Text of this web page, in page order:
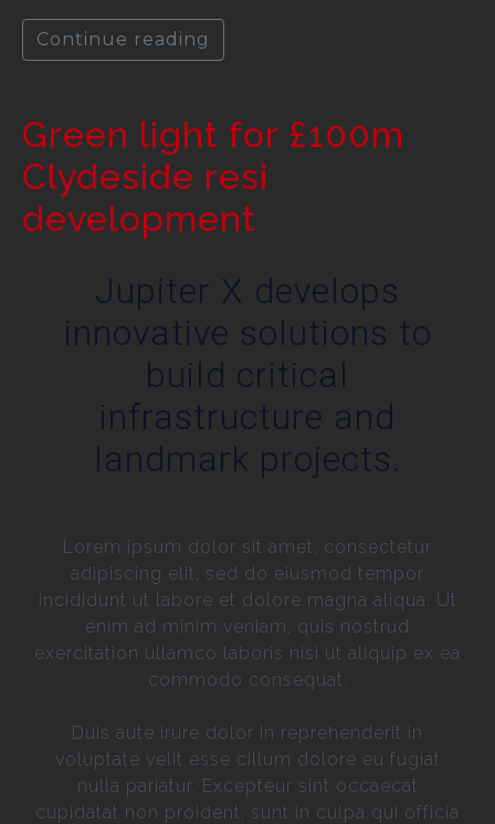
Continue reading
Green light for £100m
Clydeside resi
development
Jupiter X develops
innovative solutions to
build critical
infrastructure and
landmark projects.
Lorem ipsum dolor sit amet, consectetur
adipiscing elit, sed do eiusmod tempor
incididunt ut labore et dolore magna aliqua. Ut
enim ad minim veniam, quis nostrud
exercitation ullamco laboris nisi ut aliquip ex ea
commodo consequat.
Duis aute irure dolor in reprehenderit in
voluptate velit esse cillum dolore eu fugiat
nulla pariatur. Excepteur sint occaecat
cupidatat non proident, sunt in culpa qui officia